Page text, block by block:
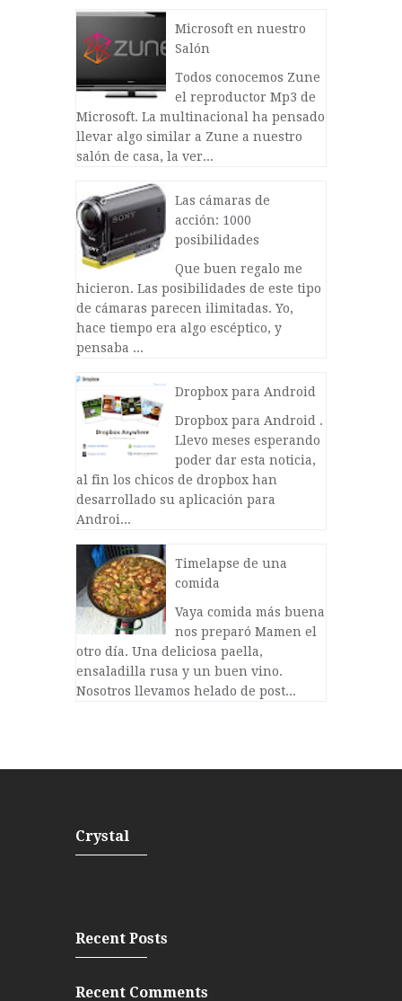
Microsoft en nuestro
Salón
Todos conocemos Zune
el reproductor Mp3 de
Microsoft. La multinacional ha pensado
llevar algo similar a Zune a nuestro
salón de casa, la ver...
Las cámaras de
acción: 1000
posibilidades
Que buen regalo me
hicieron. Las posibilidades de este tipo
de cámaras parecen ilimitadas. Yo,
hace tiempo era algo escéptico, y
pensaba ...
Dropbox para Android
Dropbox para Android .
Llevo meses esperando
poder dar esta noticia,
al fin los chicos de dropbox han
desarrollado su aplicación para
Androi...
Timelapse de una
comida
Vaya comida más buena
nos preparó Mamen el
otro día. Una deliciosa paella,
ensaladilla rusa y un buen vino.
Nosotros llevamos helado de post...
Crystal
Recent Posts
Recent Comments